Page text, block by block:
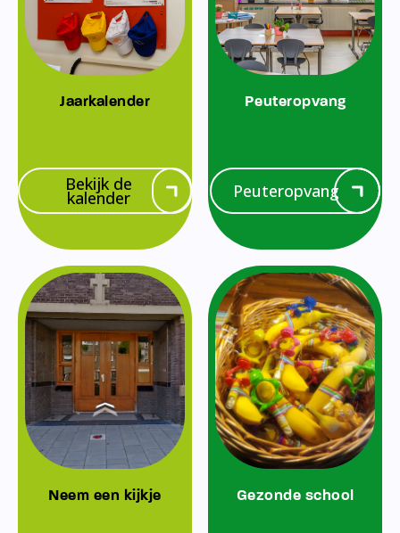
Jaarkalender
Bekijk de
kalender
Peuteropvang
Peuteropvang
Neem een kijkje Gezonde school